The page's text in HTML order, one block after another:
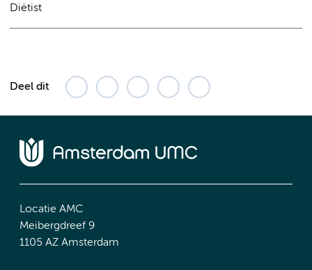
Diëtist
Deel dit
Locatie AMC
Meibergdreef 9
1105 AZ Amsterdam